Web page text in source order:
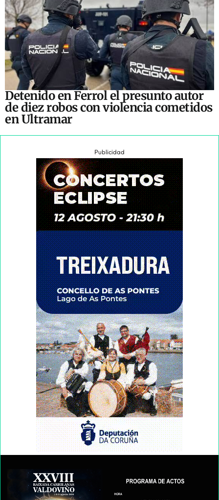
Detenido en Ferrol el presunto autor
de diez robos con violencia cometidos
en Ultramar
Publicidad